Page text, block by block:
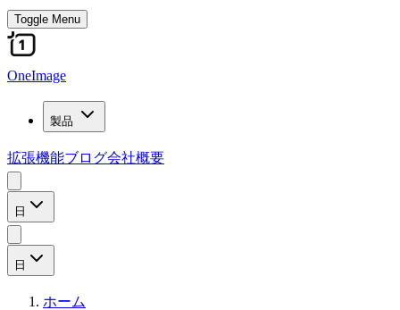
Toggle Menu
OneImage
製品
拡張機能ブログ会社概要
日
日
ホーム